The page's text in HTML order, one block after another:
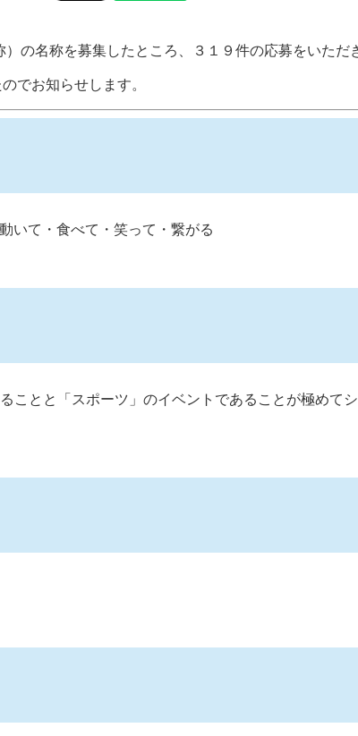
の名称を募集したところ、３１９件の応募をいただ
でお知らせします。
いて・食べて・笑って・繋がる
ことと「スポーツ」のイベントであることが極めて